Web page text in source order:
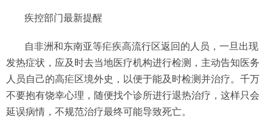
疾控部门最新提醒
自非洲和东南亚等疟疾高流行区返回的人员，一旦出现
发热症状，应及时去当地医疗机构进行检测，主动告知医务
人员自己的高疟区境外史，以便于能及时检测并治疗。千万
不要抱有饶幸心理，随便找个诊所进行退热治疗，这样只会
延误病情，不规范治疗最终可能导致死亡。